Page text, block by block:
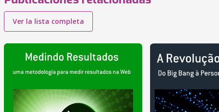
Ver la lista completa